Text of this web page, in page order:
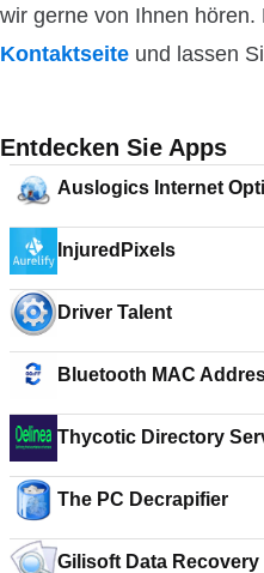
wir gerne von Ihnen
Kontaktseite und lassen
Entdecken Sie Apps
Auslogics Internet
InjuredPixels
Driver Talent
Bluetooth MAC
Thycotic Directory
The PC Decrapifier
Gilisoft Data Recovery